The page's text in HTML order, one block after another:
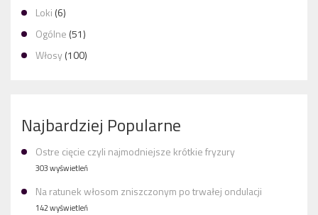
Loki (6)
Ogólne (51)
Włosy(100)
Najbardziej Popularne
Ostre cięcie czyli najmodniejsze krótkie fryzury
303 wyświetleń
Na ratunek włosom zniszczonym po trwałej ondulacji
142 wyświetleń